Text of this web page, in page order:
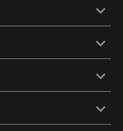



